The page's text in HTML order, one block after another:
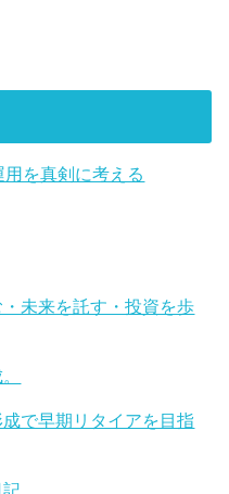
を真剣に考える
未来を託す・投資を歩
で早期リタイアを目指